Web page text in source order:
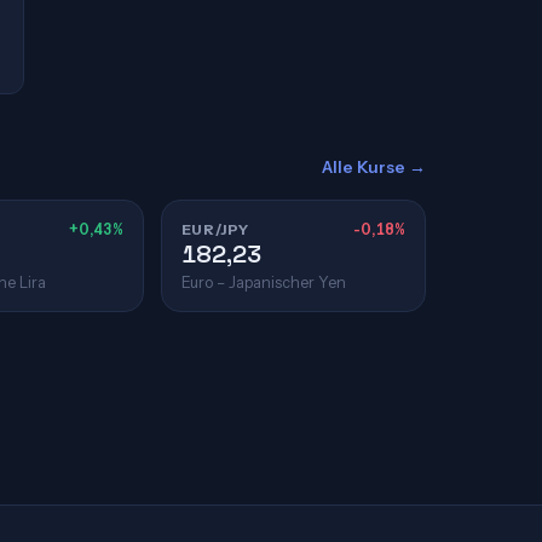
Alle Kurse →
+0,43%
Lira
EUR/JPY -0,18%
182,23
Euro – Japanischer Yen